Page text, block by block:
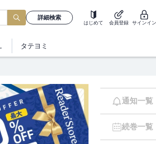
詳細検索
はじめて 会員登録 サインイン
タテヨミ
通知一覧
続巻一覧